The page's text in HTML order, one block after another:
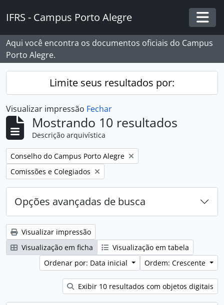
IFRS - Campus Porto Alegre
Aqui você encontra os documentos oficiais do Campus
Porto Alegre.
Limite seus resultados por:
Visualizar impressão Fechar
Mostrando 10 resultados
Descrição arquivística
Remover filtro:
Conselho do Campus Porto Alegre
Remover filtro:
Comissões e Colegiados
Opções avançadas de busca
Visualizar impressão
Visualização em ficha
Visualização em tabela
Ordenar por: Data inicial
Ordem: Crescente
Exibir 10 resultados com objetos digitais